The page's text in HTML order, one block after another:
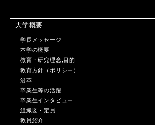
大学概要
学長メッセージ
本学の概要
教育・研究理念,目的
教育方針（ポリシー）
沿革
卒業生等の活躍
卒業生インタビュー
組織図・定員
教員紹介